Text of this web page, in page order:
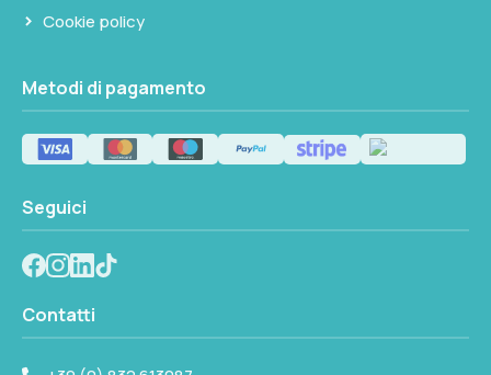
Cookie policy
Metodi di pagamento
Seguici
Contatti